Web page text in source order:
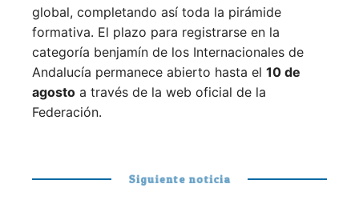
global, completando así toda la pirámide
formativa. El plazo para registrarse en la
categoría benjamín de los Internacionales de
Andalucía permanece abierto hasta el 10 de
agosto a través de la web oficial de la
Federación.
Siguiente noticia